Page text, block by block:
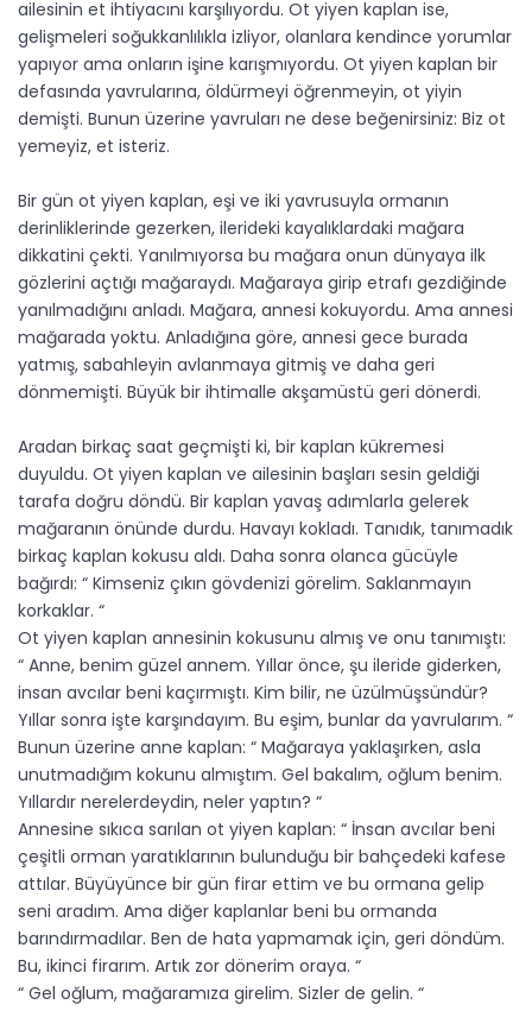
ailesinin et ihtiyacını karşılıyordu. Ot yiyen kaplan ise,
gelişmeleri soğukkanlılıkla izliyor, olanlara kendince yorumlar
yapıyor ama onların işine karışmıyordu. Ot yiyen kaplan bir
defasında yavrularına, öldürmeyi öğrenmeyin, ot yiyin
demişti. Bunun üzerine yavruları ne dese beğenirsiniz: Biz ot
yemeyiz, et isteriz.
Bir gün ot yiyen kaplan, eşi ve iki yavrusuyla ormanın
derinliklerinde gezerken, ilerideki kayalıklardaki mağara
dikkatini çekti. Yanılmıyorsa bu mağara onun dünyaya ilk
gözlerini açtığı mağaraydı. Mağaraya girip etrafı gezdiğinde
yanılmadığını anladı. Mağara, annesi kokuyordu. Ama annesi
mağarada yoktu. Anladığına göre, annesi gece burada
yatmış, sabahleyin avlanmaya gitmiş ve daha geri
dönmemişti. Büyük bir ihtimalle akşamüstü geri dönerdi.
Aradan birkaç saat geçmişti ki, bir kaplan kükremesi
duyuldu. Ot yiyen kaplan ve ailesinin başları sesin geldiği
tarafa doğru döndü. Bir kaplan yavaş adımlarla gelerek
mağaranın önünde durdu. Havayı kokladı. Tanıdık, tanımadık
birkaç kaplan kokusu aldı. Daha sonra olanca gücüyle
bağırdı: “ Kimseniz çıkın gövdenizi görelim. Saklanmayın
korkaklar. “
Ot yiyen kaplan annesinin kokusunu almış ve onu tanımıştı:
“ Anne, benim güzel annem. Yıllar önce, şu ileride giderken,
insan avcılar beni kaçırmıştı. Kim bilir, ne üzülmüşsündür?
Yıllar sonra işte karşındayım. Bu eşim, bunlar da yavrularım. “
Bunun üzerine anne kaplan: “ Mağaraya yaklaşırken, asla
unutmadığım kokunu almıştım. Gel bakalım, oğlum benim.
Yıllardır nerelerdeydin, neler yaptın? “
Annesine sıkıca sarılan ot yiyen kaplan: “ İnsan avcılar beni
çeşitli orman yaratıklarının bulunduğu bir bahçedeki kafese
attılar. Büyüyünce bir gün firar ettim ve bu ormana gelip
seni aradım. Ama diğer kaplanlar beni bu ormanda
barındırmadılar. Ben de hata yapmamak için, geri döndüm.
Bu, ikinci firarım. Artık zor dönerim oraya. “
“ Gel oğlum, mağaramıza girelim. Sizler de gelin. “